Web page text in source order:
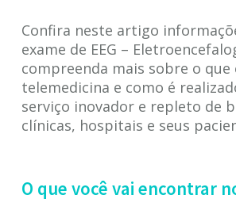
Confira neste artigo
exame de EEG –
compreenda mais sobre o que
telemedicina e como é
serviço inovador e repleto de
clínicas, hospitais e seus
O que você vai encontrar